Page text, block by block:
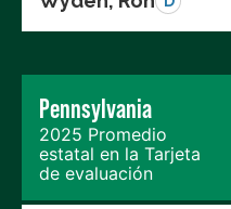
Pennsylvania
2025 Promedio
estatal en la Tarjeta
de evaluación